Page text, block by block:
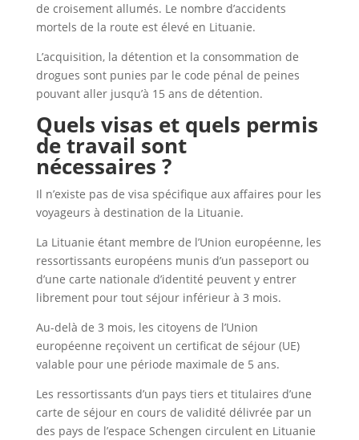
de croisement allumés. Le nombre d’accidents
mortels de la route est élevé en Lituanie.
L’acquisition, la détention et la consommation de
drogues sont punies par le code pénal de peines
pouvant aller jusqu’à 15 ans de détention.
Quels visas et quels permis
de travail sont
nécessaires ?
Il n’existe pas de visa spécifique aux affaires pour les
voyageurs à destination de la Lituanie.
La Lituanie étant membre de l’Union européenne, les
ressortissants européens munis d’un passeport ou
d’une carte nationale d’identité peuvent y entrer
librement pour tout séjour inférieur à 3 mois.
Au-delà de 3 mois, les citoyens de l’Union
européenne reçoivent un certificat de séjour (UE)
valable pour une période maximale de 5 ans.
Les ressortissants d’un pays tiers et titulaires d’une
carte de séjour en cours de validité délivrée par un
des pays de l’espace Schengen circulent en Lituanie